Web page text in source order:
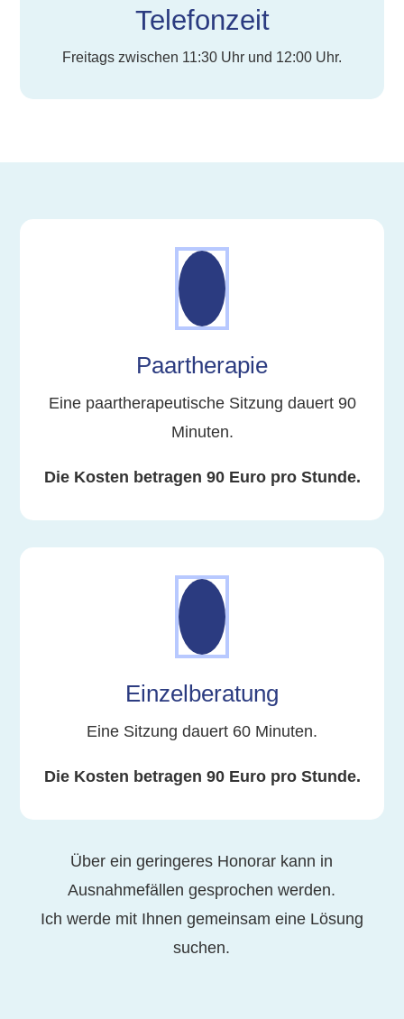
Telefonzeit
Freitags zwischen 11:30 Uhr und 12:00 Uhr.
Paartherapie
Eine paartherapeutische Sitzung dauert 90
Minuten.
Die Kosten betragen 90 Euro pro Stunde.
Einzelberatung
Eine Sitzung dauert 60 Minuten.
Die Kosten betragen 90 Euro pro Stunde.
Über ein geringeres Honorar kann in
Ausnahmefällen gesprochen werden.
Ich werde mit Ihnen gemeinsam eine Lösung
suchen.